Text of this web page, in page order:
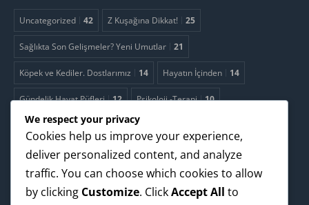
Uncategorized 42 Z Kuşağına Dikkat! 25
Sağlıkta Son Gelişmeler? Yeni Umutlar 21
Köpek ve Kediler. Dostlarımız 14 Hayatın İçinden 14
Gündelik Hayat Püfleri 12 Psikoloji -Terapi 10
Uzmanlarla Video Sohbetler 9
Reklamcılık. Paranızı boşa harcamayın!
2.Bahara Ne Kadar Hazırsınız? 4 Teknoloji 4 Yapay Zeka
We respect your privacy
Cookies help us improve your experience,
deliver personalized content, and analyze
traffic. You can choose which cookies to allow
by clicking Customize. ClickAccept All to